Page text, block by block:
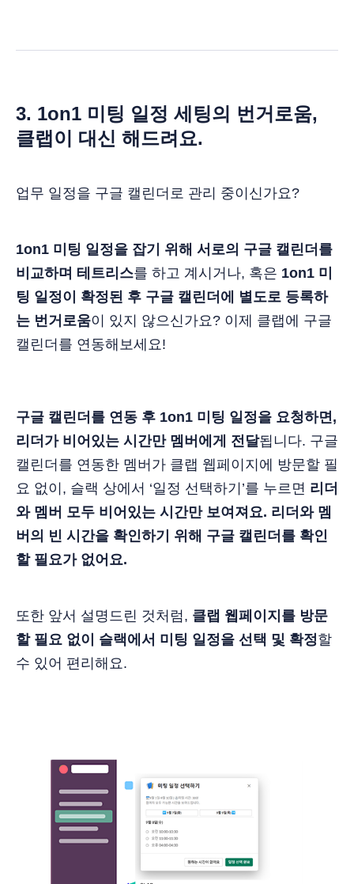
3. 1on1 미팅 일정 세팅의 번거로움,
클랩이 대신 해드려요.
업무 일정을 구글 캘린더로 관리 중이신가요?
1on1 미팅 일정을 잡기 위해 서로의 구글 캘린더를
비교하며 테트리스를 하고 계시거나, 혹은 1on1 미
팅 일정이 확정된 후 구글 캘린더에 별도로 등록하
는 번거로움이 있지 않으신가요? 이제 클랩에 구글
캘린더를 연동해보세요!
구글 캘린더를 연동 후 1on1 미팅 일정을 요청하면,
리더가 비어있는 시간만 멤버에게 전달됩니다. 구글
캘린더를 연동한 멤버가 클랩 웹페이지에 방문할 필
요 없이, 슬랙 상에서 ‘일정 선택하기’를 누르면 리더
와 멤버 모두 비어있는 시간만 보여져요. 리더와 멤
버의 빈 시간을 확인하기 위해 구글 캘린더를 확인
할 필요가 없어요.
또한 앞서 설명드린 것처럼, 클랩 웹페이지를 방문
할 필요 없이 슬랙에서 미팅 일정을 선택 및 확정할
수 있어 편리해요.